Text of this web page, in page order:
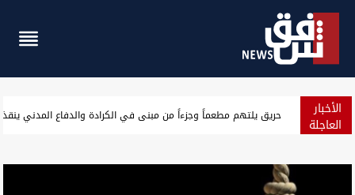
الأخبار
العاجلة عراقجي: مفاوضات مسقط لا تعني فتح مضيق هرمز وتبادل الرسائل مع